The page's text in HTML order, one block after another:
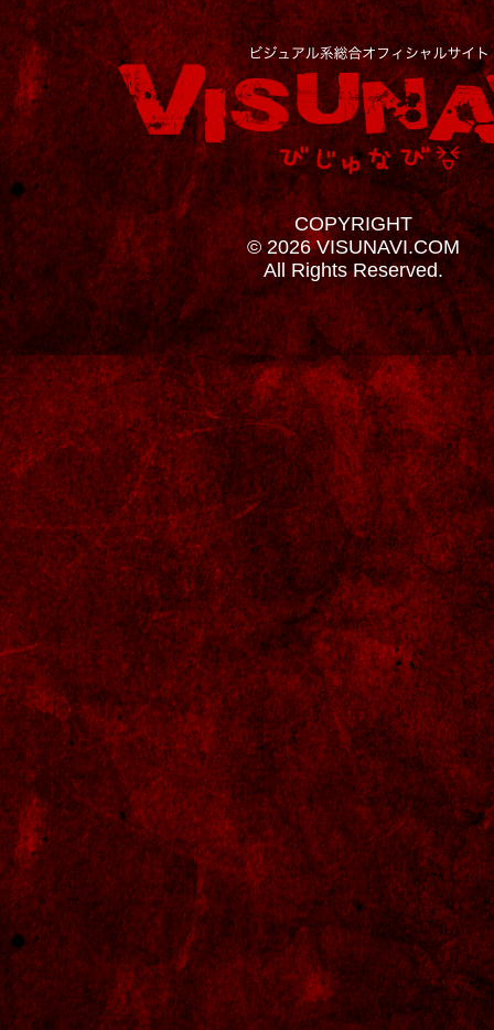
COPYRIGHT
© 2026 VISUNAVI.COM
All Rights Reserved.